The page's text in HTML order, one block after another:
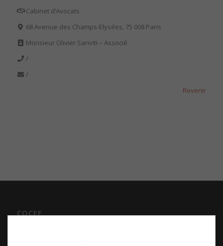
Cabinet d’Avocats
68 Avenue des Champs-Elysées, 75 008 Paris
Monsieur Olivier Sanviti – Associé
/
/
Revenir
COCEF